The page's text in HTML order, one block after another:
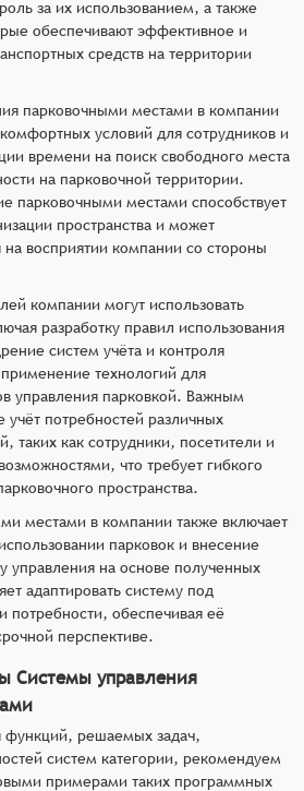
за их использованием, а также
обеспечивают эффективное и
средств на территории
парковочными местами в компании
условий для сотрудников и
времени на поиск свободного места
на парковочной территории.
парковочными местами способствует
пространства и может
на восприятии компании со стороны
компании могут использовать
разработку правил использования
систем учёта и контроля
технологий для
управления парковкой. Важным
учёт потребностей различных
таких как сотрудники, посетители и
что требует гибкого
пространства.
местами в компании также включает
парковок и внесение
управления на основе полученных
адаптировать систему под
потребности, обеспечивая её
перспективе.
Системы управления
функций, решаемых задач,
систем категории, рекомендуем
примерами таких программных